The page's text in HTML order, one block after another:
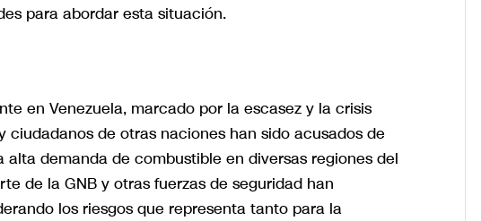
para abordar esta situación.
en Venezuela, marcado por la escasez y la crisis
de otras naciones han sido acusados de
demanda de combustible en diversas regiones del
de la GNB y otras fuerzas de seguridad han
los riesgos que representa tanto para la